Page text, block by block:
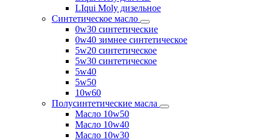
LIqui Moly дизельное
Синтетическое масло
0w30 синтетические
0w40 зимнее синтетическое
5w20 синтетическое
5w30 синтетическое
5w40
5w50
10w60
Полусинтетические масла
Масло 10w50
Масло 10w40
Масло 10w30